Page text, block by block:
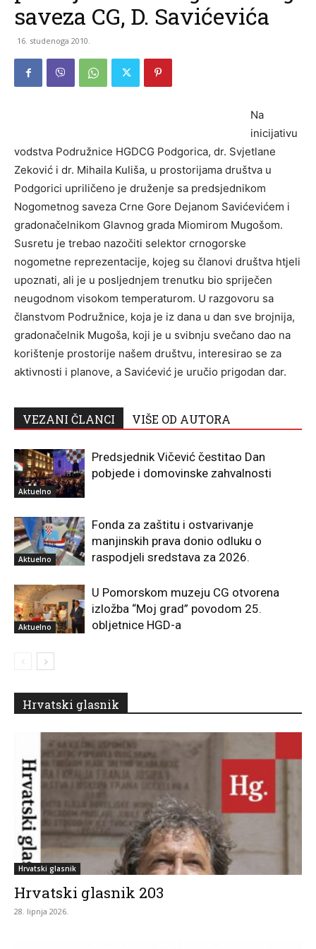
saveza CG, D. Savićevića
16. studenoga 2010.
Na
inicijativu
vodstva Podružnice HGDCG Podgorica, dr. Svjetlane
Zeković i dr. Mihaila Kuliša, u prostorijama društva u
Podgorici upriličeno je druženje sa predsjednikom
Nogometnog saveza Crne Gore Dejanom Savićevićem i
gradonačelnikom Glavnog grada Miomirom Mugošom.
Susretu je trebao nazočiti selektor crnogorske
nogometne reprezentacije, kojeg su članovi društva htjeli
upoznati, ali je u posljednjem trenutku bio spriječen
neugodnom visokom temperaturom. U razgovoru sa
članstvom Podružnice, koja je iz dana u dan sve brojnija,
gradonačelnik Mugoša, koji je u svibnju svečano dao na
korištenje prostorije našem društvu, interesirao se za
aktivnosti i planove, a Savićević je uručio prigodan dar.
VEZANI ČLANCI VIŠE OD AUTORA
Aktuelno
Predsjednik Vičević čestitao Dan
pobjede i domovinske zahvalnosti
Aktuelno
Fonda za zaštitu i ostvarivanje
manjinskih prava donio odluku o
raspodjeli sredstava za 2026.
Aktuelno
U Pomorskom muzeju CG otvorena
izložba “Moj grad” povodom 25.
obljetnice HGD-a
Hrvatski glasnik
Hrvatski glasnik
Hrvatski glasnik 203
28. lipnja 2026.